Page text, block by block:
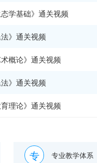
学基础》通关视频
》通关视频
概论》通关视频
》通关视频
理论》通关视频
专 专业教学体系